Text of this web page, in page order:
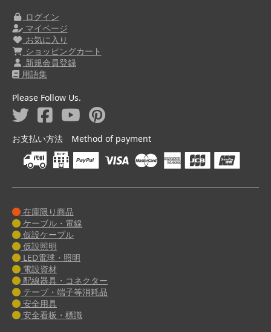
ログイン
マイページ
お気に入り
ショッピングカート
新規会員登録
用語集
Please Follow Us.
お支払い方法 Method of payment
在庫限り商品
ケーブル・電線
仮設ケーブル
仮設照明
LED電球・照明
電設資材
配線器具・コネクター
テープ・端子等消耗品
安全用具
安全看板・標識